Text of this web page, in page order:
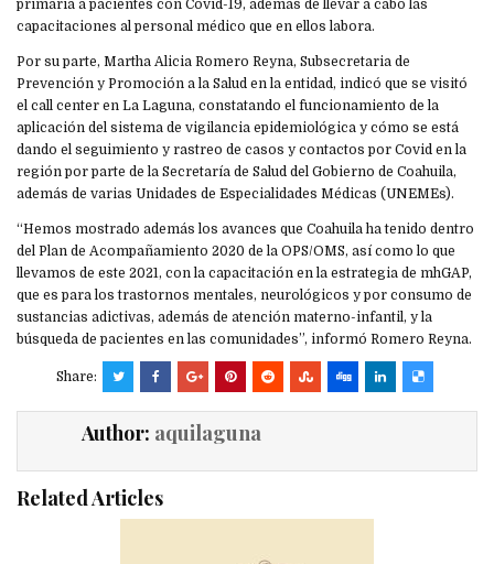
primaria a pacientes con Covid-19, además de llevar a cabo las
capacitaciones al personal médico que en ellos labora.
Por su parte, Martha Alicia Romero Reyna, Subsecretaria de
Prevención y Promoción a la Salud en la entidad, indicó que se visitó
el call center en La Laguna, constatando el funcionamiento de la
aplicación del sistema de vigilancia epidemiológica y cómo se está
dando el seguimiento y rastreo de casos y contactos por Covid en la
región por parte de la Secretaría de Salud del Gobierno de Coahuila,
además de varias Unidades de Especialidades Médicas (UNEMEs).
“Hemos mostrado además los avances que Coahuila ha tenido dentro
del Plan de Acompañamiento 2020 de la OPS/OMS, así como lo que
llevamos de este 2021, con la capacitación en la estrategia de mhGAP,
que es para los trastornos mentales, neurológicos y por consumo de
sustancias adictivas, además de atención materno-infantil, y la
búsqueda de pacientes en las comunidades”, informó Romero Reyna.
Share:
Author: aquilaguna
Related Articles